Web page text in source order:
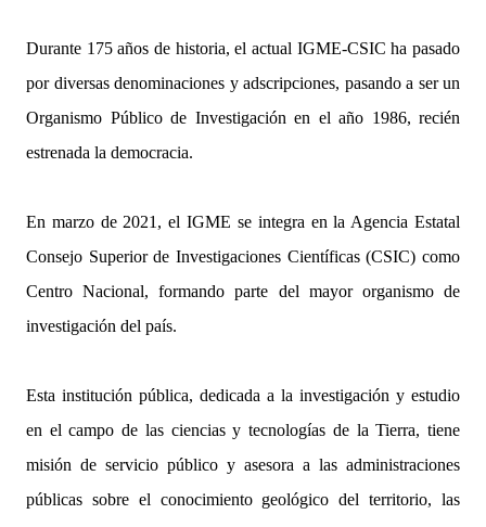
Durante 175 años de historia, el actual IGME-CSIC ha pasado
por diversas denominaciones y adscripciones, pasando a ser un
Organismo Público de Investigación en el año 1986, recién
estrenada la democracia.
En marzo de 2021, el IGME se integra en la Agencia Estatal
Consejo Superior de Investigaciones Científicas (CSIC) como
Centro Nacional, formando parte del mayor organismo de
investigación del país.
Esta institución pública, dedicada a la investigación y estudio
en el campo de las ciencias y tecnologías de la Tierra, tiene
misión de servicio público y asesora a las administraciones
públicas sobre el conocimiento geológico del territorio, las